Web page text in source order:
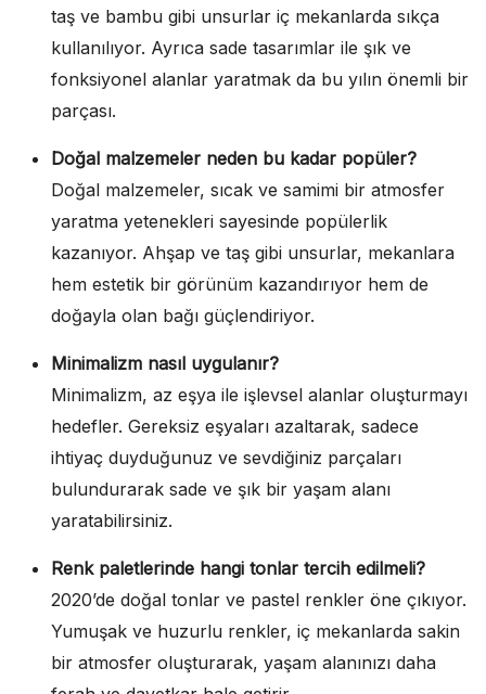
taş ve bambu gibi unsurlar iç mekanlarda sıkça
kullanılıyor. Ayrıca sade tasarımlar ile şık ve
fonksiyonel alanlar yaratmak da bu yılın önemli bir
parçası.
Doğal malzemeler neden bu kadar popüler?
Doğal malzemeler, sıcak ve samimi bir atmosfer
yaratma yetenekleri sayesinde popülerlik
kazanıyor. Ahşap ve taş gibi unsurlar, mekanlara
hem estetik bir görünüm kazandırıyor hem de
doğayla olan bağı güçlendiriyor.
Minimalizm nasıl uygulanır?
Minimalizm, az eşya ile işlevsel alanlar oluşturmayı
hedefler. Gereksiz eşyaları azaltarak, sadece
ihtiyaç duyduğunuz ve sevdiğiniz parçaları
bulundurarak sade ve şık bir yaşam alanı
yaratabilirsiniz.
Renk paletlerinde hangi tonlar tercih edilmeli?
2020’de doğal tonlar ve pastel renkler öne çıkıyor.
Yumuşak ve huzurlu renkler, iç mekanlarda sakin
bir atmosfer oluşturarak, yaşam alanınızı daha